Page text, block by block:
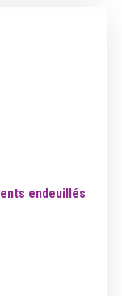
endeuillés